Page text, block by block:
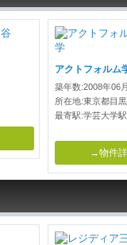
アクトフォルム
築年数:2008年06
所在地:東京都目
最寄駅:学芸大学
→物件